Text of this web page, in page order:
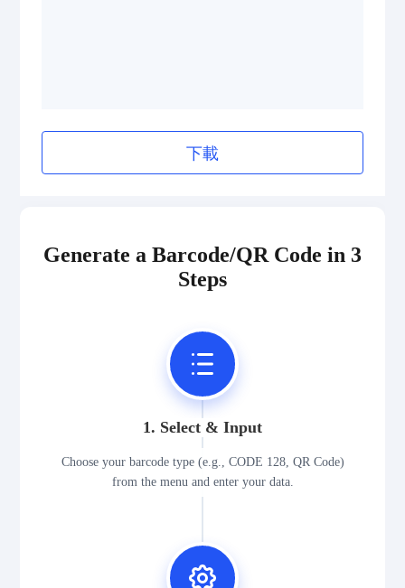
下載
Generate a Barcode/QR Code in 3
Steps
1. Select & Input
Choose your barcode type (e.g., CODE 128, QR Code)
from the menu and enter your data.